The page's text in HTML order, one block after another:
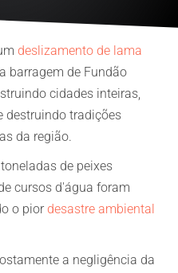
deslizamento de lama
barragem de Fundão
cidades inteiras,
destruindo tradições
da região.
de peixes
cursos d'água foram
o pior desastre ambiental
a negligência da